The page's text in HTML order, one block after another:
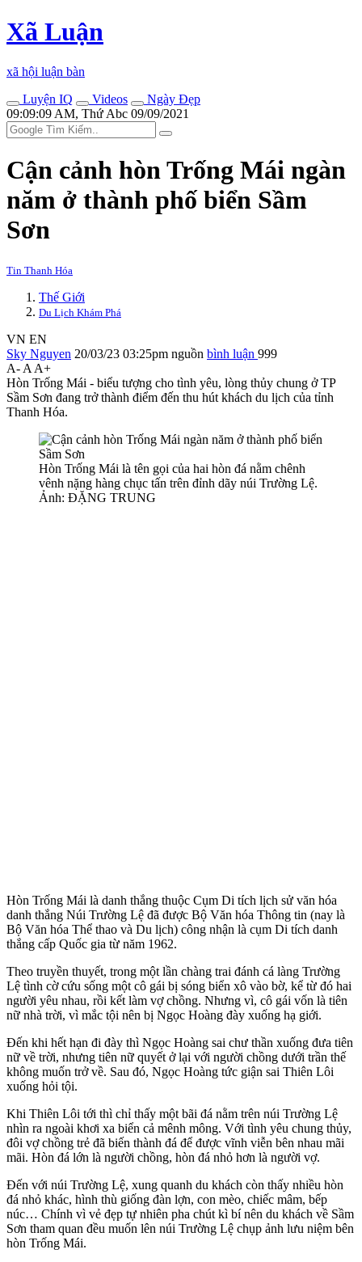
Xã Luận
xã hội luận bàn
Luyện IQ
Videos
Ngày Đẹp
09:09:09 AM, Thứ Abc 09/09/2021
Cận cảnh hòn Trống Mái ngàn
năm ở thành phố biển Sầm
Sơn
Tin Thanh Hóa
Thế Giới
Du Lịch Khám Phá
VN EN
Sky Nguyen 20/03/23 03:25pm nguồn bình luận 999
A- A A+
Hòn Trống Mái - biểu tượng cho tình yêu, lòng thủy chung ở TP
Sầm Sơn đang trở thành điểm đến thu hút khách du lịch của tỉnh
Thanh Hóa.
Hòn Trống Mái là tên gọi của hai hòn đá nằm chênh
vênh nặng hàng chục tấn trên đỉnh dãy núi Trường Lệ.
Ảnh: ĐẶNG TRUNG
Hòn Trống Mái là danh thắng thuộc Cụm Di tích lịch sử văn hóa
danh thắng Núi Trường Lệ đã được Bộ Văn hóa Thông tin (nay là
Bộ Văn hóa Thể thao và Du lịch) công nhận là cụm Di tích danh
thắng cấp Quốc gia từ năm 1962.
Theo truyền thuyết, trong một lần chàng trai đánh cá làng Trường
Lệ tình cờ cứu sống một cô gái bị sóng biển xô vào bờ, kể từ đó hai
người yêu nhau, rồi kết làm vợ chồng. Nhưng vì, cô gái vốn là tiên
nữ nhà trời, vì mắc tội nên bị Ngọc Hoàng đày xuống hạ giới.
Đến khi hết hạn đi đày thì Ngọc Hoàng sai chư thần xuống đưa tiên
nữ về trời, nhưng tiên nữ quyết ở lại với người chồng dưới trần thế
không muốn trở về. Sau đó, Ngọc Hoàng tức giận sai Thiên Lôi
xuống hỏi tội.
Khi Thiên Lôi tới thì chỉ thấy một bãi đá nằm trên núi Trường Lệ
nhìn ra ngoài khơi xa biển cả mênh mông. Với tình yêu chung thủy,
đôi vợ chồng trẻ đã biến thành đá để được vĩnh viễn bên nhau mãi
mãi. Hòn đá lớn là người chồng, hòn đá nhỏ hơn là người vợ.
Đến với núi Trường Lệ, xung quanh du khách còn thấy nhiều hòn
đá nhỏ khác, hình thù giống đàn lợn, con mèo, chiếc mâm, bếp
núc… Chính vì vẻ đẹp tự nhiên pha chút kì bí nên du khách về Sầm
Sơn tham quan đều muốn lên núi Trường Lệ chụp ảnh lưu niệm bên
hòn Trống Mái.